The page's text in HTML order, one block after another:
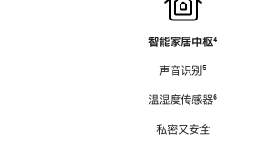
智能家居中枢脚
⁴
声音识别脚
⁵
温湿度传感器脚
⁶
私密又安全